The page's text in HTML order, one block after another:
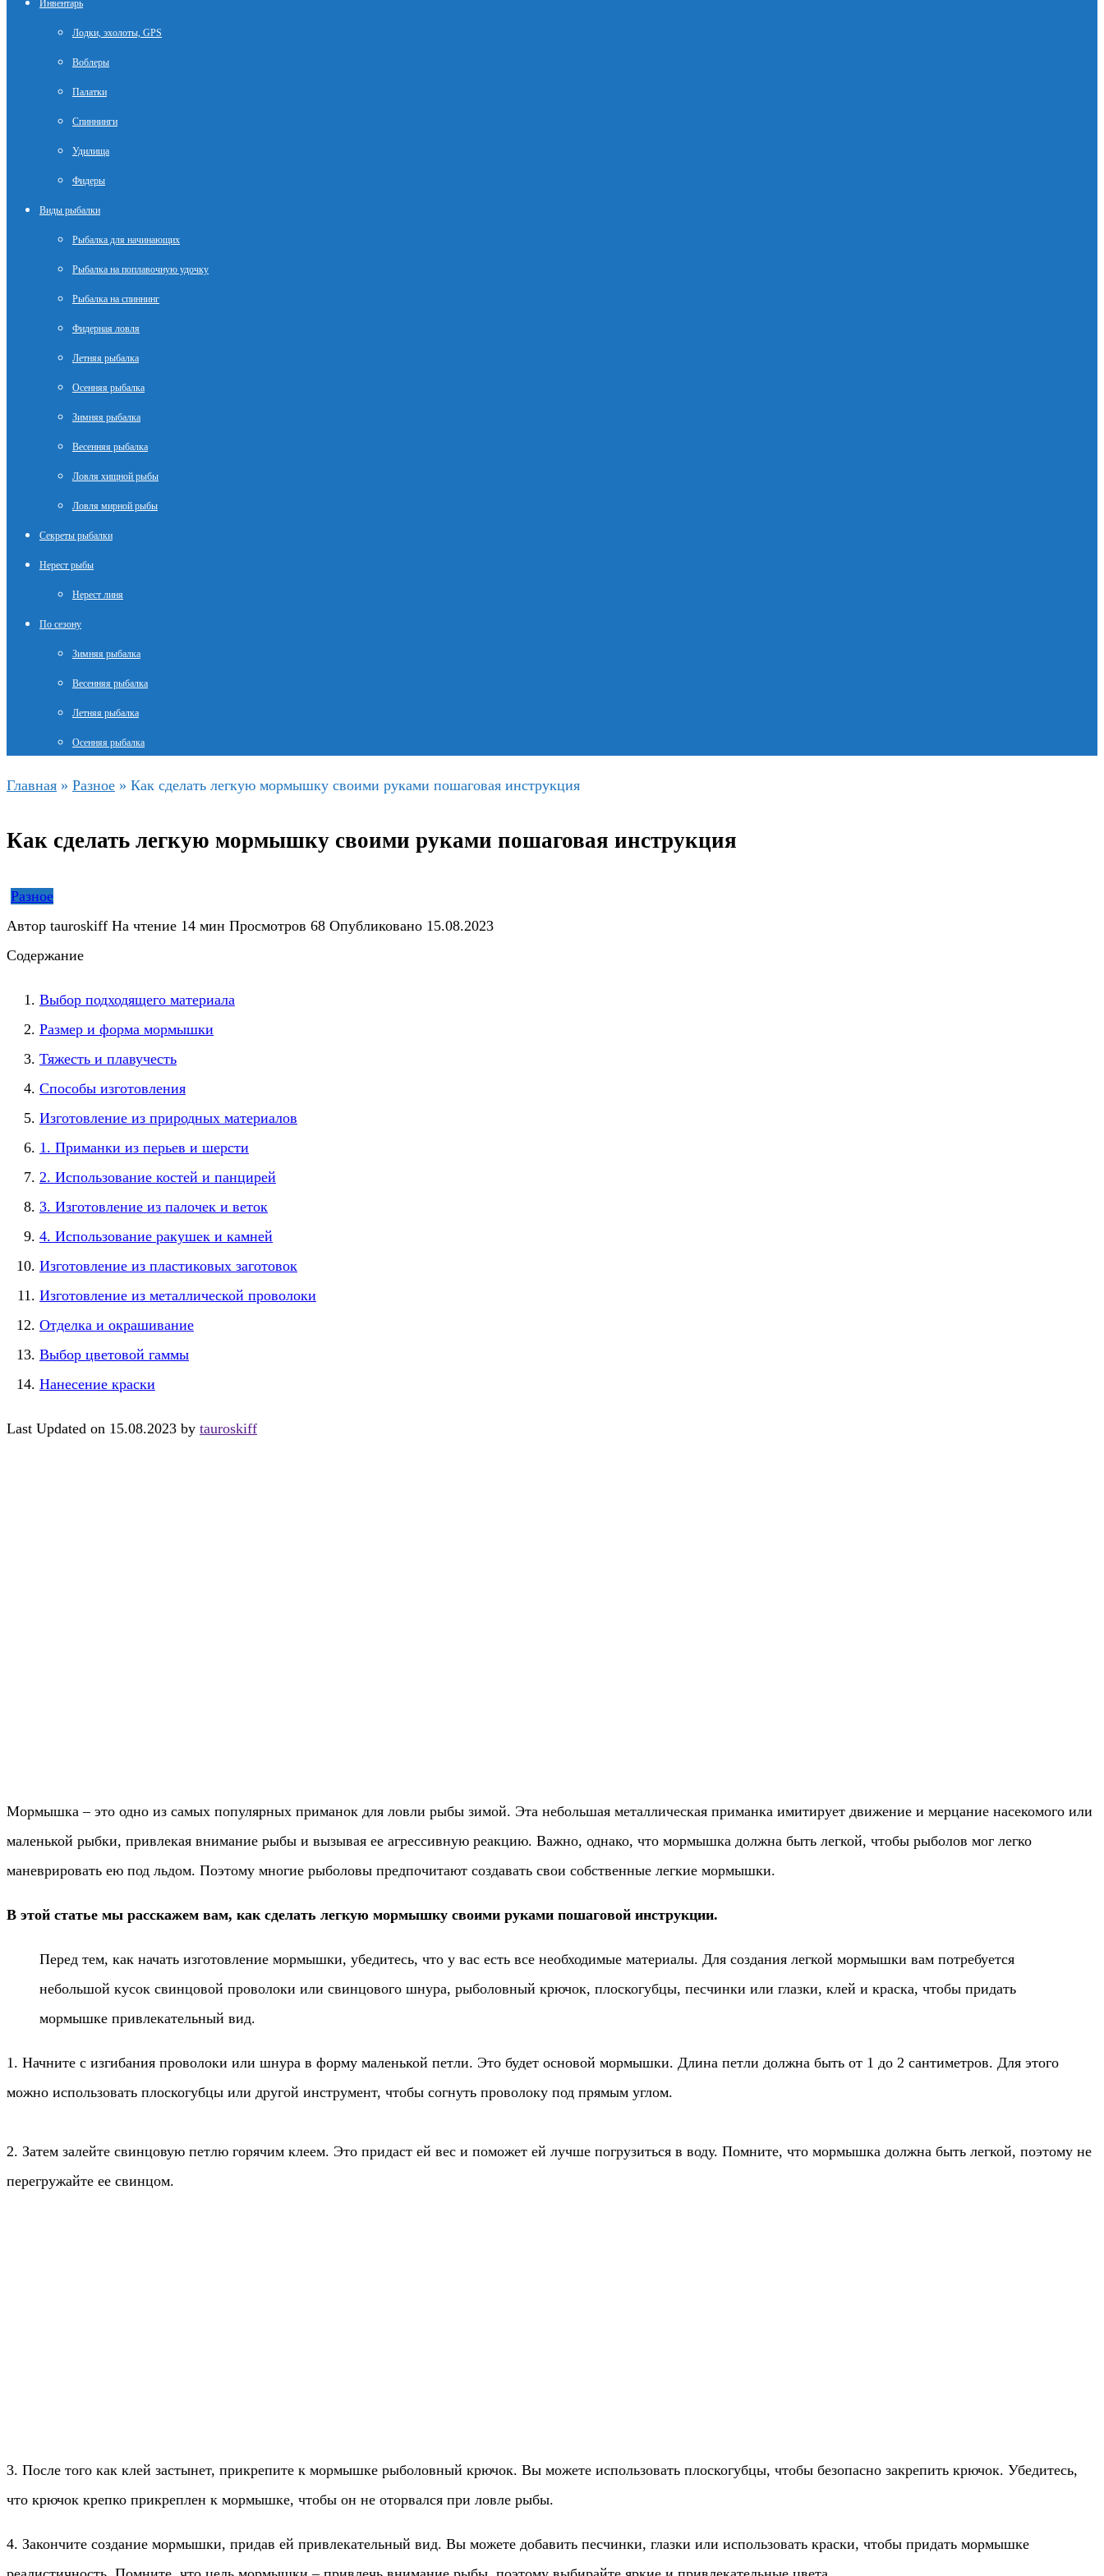
Инвентарь
Лодки, эхолоты, GPS
Воблеры
Палатки
Спиннинги
Удилища
Фидеры
Виды рыбалки
Рыбалка для начинающих
Рыбалка на поплавочную удочку
Рыбалка на спиннинг
Фидерная ловля
Летняя рыбалка
Осенняя рыбалка
Зимняя рыбалка
Весенняя рыбалка
Ловля хищной рыбы
Ловля мирной рыбы
Секреты рыбалки
Нерест рыбы
Нерест линя
По сезону
Зимняя рыбалка
Весенняя рыбалка
Летняя рыбалка
Осенняя рыбалка
Главная » Разное » Как сделать легкую мормышку своими руками пошаговая инструкция
Как сделать легкую мормышку своими руками пошаговая инструкция
Разное
Автор tauroskiff На чтение 14 мин Просмотров 68 Опубликовано 15.08.2023
Содержание
Выбор подходящего материала
Размер и форма мормышки
Тяжесть и плавучесть
Способы изготовления
Изготовление из природных материалов
1. Приманки из перьев и шерсти
2. Использование костей и панцирей
3. Изготовление из палочек и веток
4. Использование ракушек и камней
Изготовление из пластиковых заготовок
Изготовление из металлической проволоки
Отделка и окрашивание
Выбор цветовой гаммы
Нанесение краски
Last Updated on 15.08.2023 by tauroskiff
Мормышка – это одно из самых популярных приманок для ловли рыбы зимой. Эта небольшая металлическая приманка имитирует движение и мерцание насекомого или
маленькой рыбки, привлекая внимание рыбы и вызывая ее агрессивную реакцию. Важно, однако, что мормышка должна быть легкой, чтобы рыболов мог легко
маневрировать ею под льдом. Поэтому многие рыболовы предпочитают создавать свои собственные легкие мормышки.
В этой статье мы расскажем вам, как сделать легкую мормышку своими руками пошаговой инструкции.
Перед тем, как начать изготовление мормышки, убедитесь, что у вас есть все необходимые материалы. Для создания легкой мормышки вам потребуется
небольшой кусок свинцовой проволоки или свинцового шнура, рыболовный крючок, плоскогубцы, песчинки или глазки, клей и краска, чтобы придать
мормышке привлекательный вид.
1. Начните с изгибания проволоки или шнура в форму маленькой петли. Это будет основой мормышки. Длина петли должна быть от 1 до 2 сантиметров. Для этого
можно использовать плоскогубцы или другой инструмент, чтобы согнуть проволоку под прямым углом.
2. Затем залейте свинцовую петлю горячим клеем. Это придаст ей вес и поможет ей лучше погрузиться в воду. Помните, что мормышка должна быть легкой, поэтому не
перегружайте ее свинцом.
3. После того как клей застынет, прикрепите к мормышке рыболовный крючок. Вы можете использовать плоскогубцы, чтобы безопасно закрепить крючок. Убедитесь,
что крючок крепко прикреплен к мормышке, чтобы он не оторвался при ловле рыбы.
4. Закончите создание мормышки, придав ей привлекательный вид. Вы можете добавить песчинки, глазки или использовать краски, чтобы придать мормышке